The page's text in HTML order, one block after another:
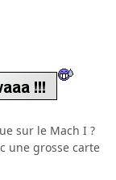
sur le Mach I ?
une grosse carte